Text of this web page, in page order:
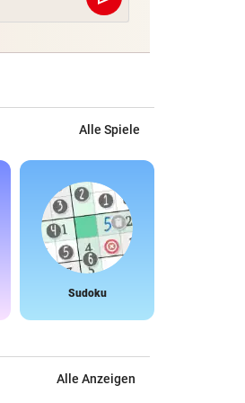
Alle Spiele
Sudoku
Alle Anzeigen